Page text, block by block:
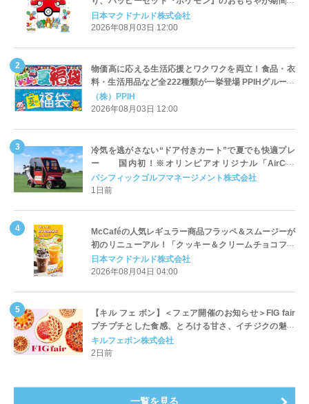
定登場
日本マクドナルド株式会社
2026年08月03日 12:00
物価高に応える生活応援とワクワクを両立！食品・衣
料・生活用品など全222種類が一挙登場 PPIHグループ
「夏福袋」＆セール 8月6日(木)より順次スタート
（株）PPIH
2026年08月03日 12:00
冷気を逃がさない“ドア付きカート”で夏でも快適プレ
ー 国内初！※オリンピアオリジナル「AirCon
Cart（エアコンカート）」導入 | ＰＧＭ
パシフィックゴルフマネージメント株式会社
1日前
McCaféの人気レギュラー商品フラッペ＆スムージーが
初のリニューアル！「クッキー＆クリームチョコフラ
ッペ」「マンゴースムージー」8月5日（水）から販売
開始
日本マクドナルド株式会社
2026年08月04日 04:00
【キル フェ ボン】＜フェア開催のお知らせ＞FIG fair
プチプチとした食感、とろける甘さ、イチジクの魅力
をたっぷりと。新作を含め、イチジク尽くしの全4種が
登場8月20日（木）スタート
キルフェボン株式会社
2日前
一覧を見る